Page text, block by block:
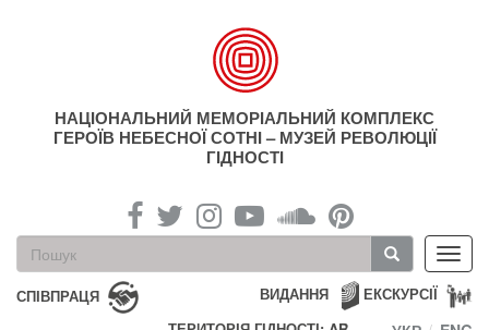
НАЦІОНАЛЬНИЙ МЕМОРІАЛЬНИЙ КОМПЛЕКС
ГЕРОЇВ НЕБЕСНОЇ СОТНІ – МУЗЕЙ РЕВОЛЮЦІЇ
ГІДНОСТІ
Пошукова
форма
Пошук
СПІВПРАЦЯ ЕКСКУРСІЇ
ВИДАННЯ